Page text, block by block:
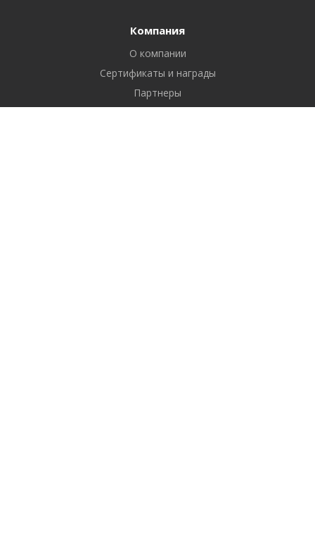
Компания
О компании
Сертификаты и награды
Партнеры